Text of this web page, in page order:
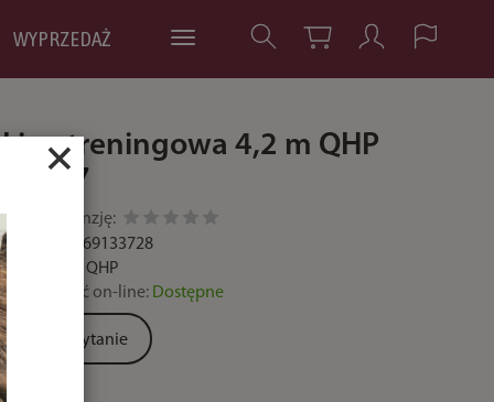
×
WYPRZEDAŻ
Lina treningowa 4,2 m QHP
/ 1087
Dodaj recenzję:
Kod:
8718369133728
Producent:
QHP
Dostępność on-line: Dostępne
Zadaj pytanie